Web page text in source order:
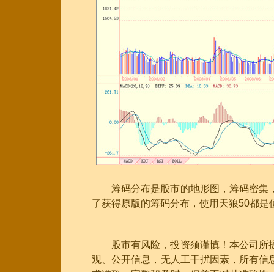
筹码分布是股市的地形图，筹码密
了获得原版的筹码分布，使用天狼50都是
股市有风险，投资须谨慎！本公司
观、公开信息，无人工干扰因素，所有